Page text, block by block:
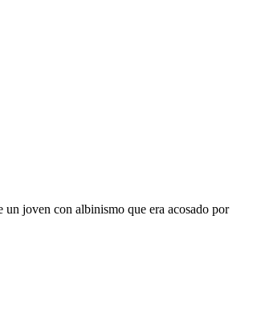
joven con albinismo que era acosado por